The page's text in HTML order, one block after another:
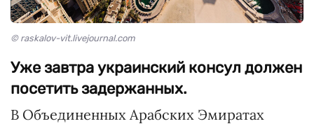
© raskalov-vit.livejournal.com
Уже завтра украинский консул должен
посетить задержанных.
В Объединенных Арабских Эмиратах